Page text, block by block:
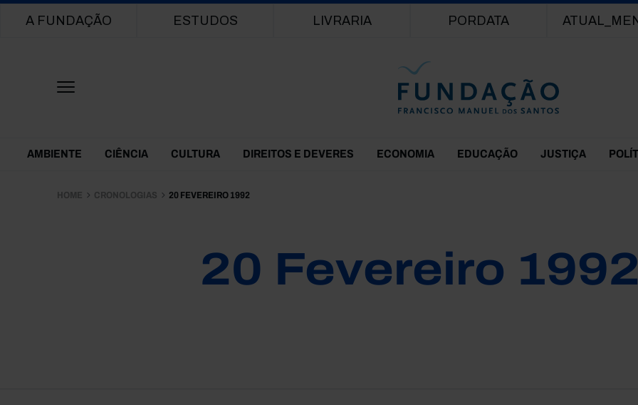
Main navigation
A FUNDAÇÃO ESTUDOS LIVRARIA PORDATA
Themes Menu
AMBIENTE CIÊNCIA CULTURA DIREITOS E DEVERES ECONOMIA EDUCAÇÃO JUSTIÇA
HOME CRONOLOGIAS 20 FEVEREIRO 1992
20 Fevereiro 1992